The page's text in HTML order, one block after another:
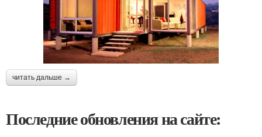
читать дальше →
Последние обновления на сайте: